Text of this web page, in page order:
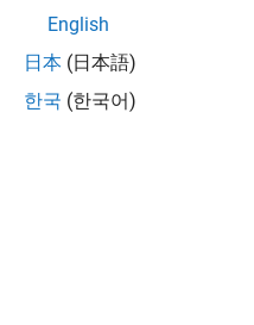
English
日本 (日本語)
한국 (한국어)